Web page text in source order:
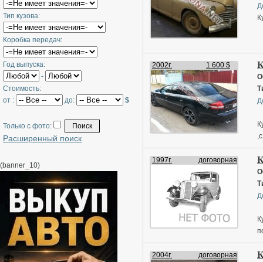
Тип кузова:
Коробка передач:
Год выпуска:
-
Стоимость:
от :
до: $
Только с фото:
Расширенный поиск
(banner_10)
2002г. 1 600 $
1997г.
договорная
2004г. договорная